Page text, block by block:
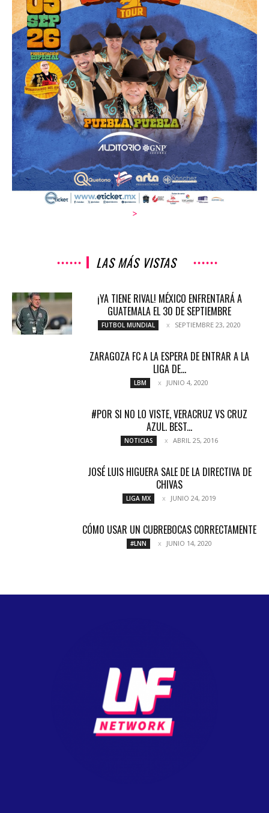
>
LAS MÁS VISTAS
¡YA TIENE RIVAL! MÉXICO ENFRENTARÁ A
GUATEMALA EL 30 DE SEPTIEMBRE
FUTBOL MUNDIAL SEPTIEMBRE 23, 2020
ZARAGOZA FC A LA ESPERA DE ENTRAR A LA
LIGA DE...
LBM JUNIO 4, 2020
#POR SI NO LO VISTE, VERACRUZ VS CRUZ
AZUL. BEST...
NOTICIAS ABRIL 25, 2016
JOSÉ LUIS HIGUERA SALE DE LA DIRECTIVA DE
CHIVAS
LIGA MX JUNIO 24, 2019
CÓMO USAR UN CUBREBOCAS CORRECTAMENTE
#LNN JUNIO 14, 2020